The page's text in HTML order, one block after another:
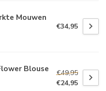
Mouwen
€34,95
Blouse
€49,95
€24,95